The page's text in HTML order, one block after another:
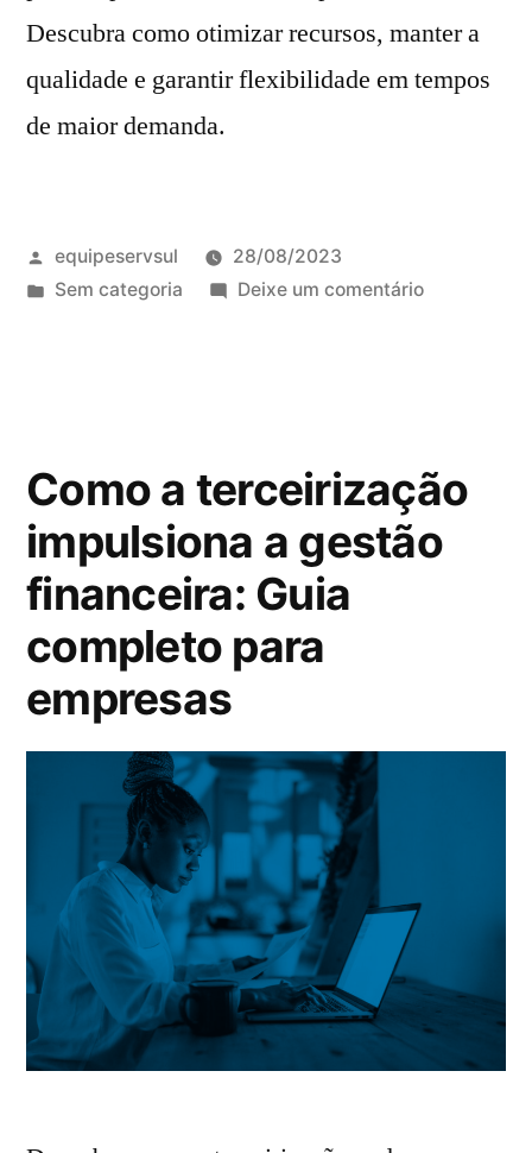
Descubra como otimizar recursos, manter a
qualidade e garantir flexibilidade em tempos
de maior demanda.
equipeservsul
28/08/2023
Sem categoria
Deixe um comentário
Como a terceirização
impulsiona a gestão
financeira: Guia
completo para
empresas